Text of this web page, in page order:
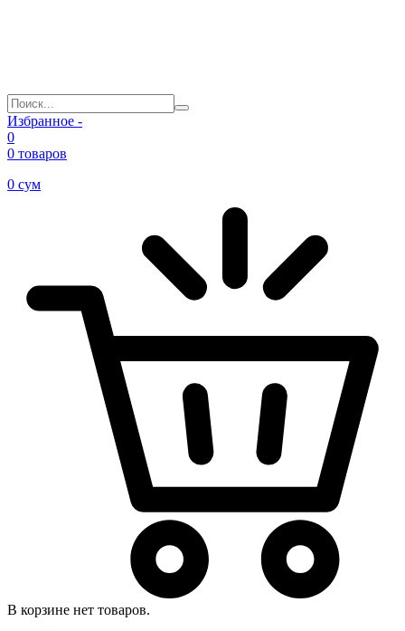
Избранное -
0
0 товаров
0 сум
В корзине нет товаров.